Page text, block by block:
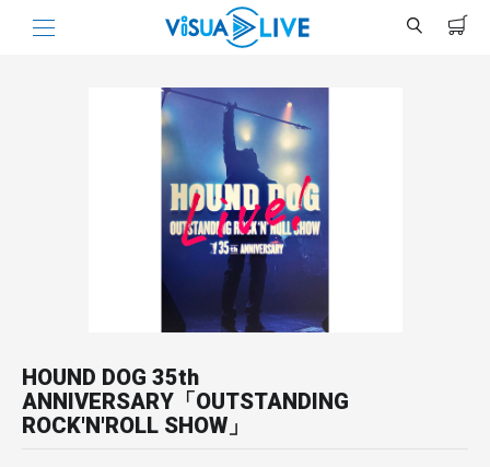
HOUND DOG 35th
ANNIVERSARY「OUTSTANDING
ROCK'N'ROLL SHOW」